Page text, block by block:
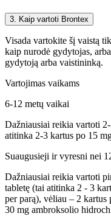
3. Kaip vartoti Brontex
Visada vartokite šį vaistą
kaip nurodė gydytojas,
gydytoją arba vaistininką.
Vartojimas vaikams
6-12 metų vaikai
Dažniausiai reikia vartoti
atitinka 2-3 kartus po 15
Suaugusieji ir vyresni nei
Dažniausiai reikia vartoti
tabletę (tai atitinka 2 - 3
per parą), vėliau – 2
30 mg ambroksolio